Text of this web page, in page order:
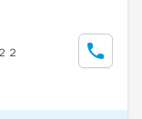
２